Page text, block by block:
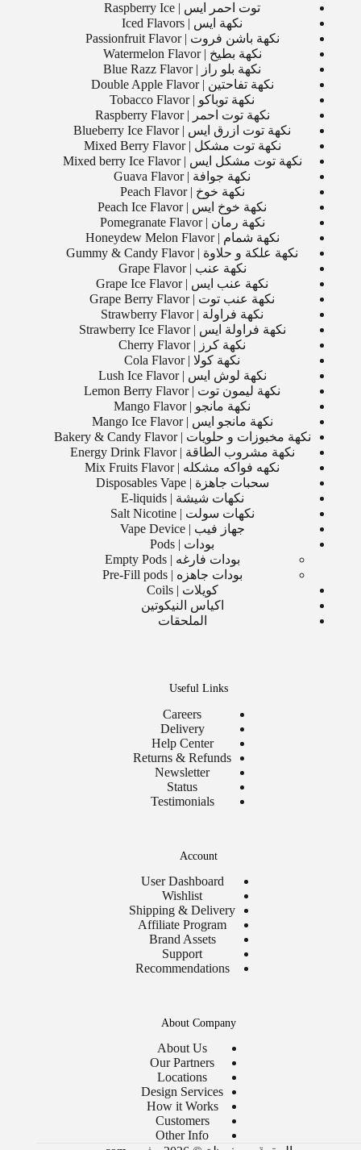
توت احمر ايس | Raspberry Ice
نكهة ايس | Iced Flavors
نكهة باشن فروت | Passionfruit Flavor
نكهة بطيخ | Watermelon Flavor
نكهة بلو راز | Blue Razz Flavor
نكهة تفاحتين | Double Apple Flavor
نكهة توباكو | Tobacco Flavor
نكهة توت احمر | Raspberry Flavor
نكهة توت ازرق ايس | Blueberry Ice Flavor
نكهة توت مشكل | Mixed Berry Flavor
نكهة توت مشكل ايس | Mixed berry Ice Flavor
نكهة جوافة | Guava Flavor
نكهة خوخ | Peach Flavor
نكهة خوخ ايس | Peach Ice Flavor
نكهة رمان | Pomegranate Flavor
نكهة شمام | Honeydew Melon Flavor
نكهة علكة و حلاوة | Gummy & Candy Flavor
نكهة عنب | Grape Flavor
نكهة عنب ايس | Grape Ice Flavor
نكهة عنب توت | Grape Berry Flavor
نكهة فراولة | Strawberry Flavor
نكهة فراولة ايس | Strawberry Ice Flavor
نكهة كرز | Cherry Flavor
نكهة كولا | Cola Flavor
نكهة لوش ايس | Lush Ice Flavor
نكهة ليمون توت | Lemon Berry Flavor
نكهة مانجو | Mango Flavor
نكهة مانجو ايس | Mango Ice Flavor
نكهة مخبوزات و حلويات | Bakery & Candy Flavor
نكهة مشروب الطاقة | Energy Drink Flavor
نكهه فواكه مشكله | Mix Fruits Flavor
سحبات جاهزة | Disposables Vape
نكهات شيشة | E-liquids
نكهات سولت | Salt Nicotine
جهاز فيب | Vape Device
بودات | Pods
بودات فارغه | Empty Pods
بودات جاهزه | Pre-Fill pods
كويلات | Coils
اكياس النيكوتين
الملحقات
Useful Links
Careers
Delivery
Help Center
Returns & Refunds
Newsletter
Status
Testimonials
Account
User Dashboard
Wishlist
Shipping & Delivery
Affiliate Program
Brand Assets
Support
Recommendations
About Company
About Us
Our Partners
Locations
Design Services
How it Works
Customers
Other Info